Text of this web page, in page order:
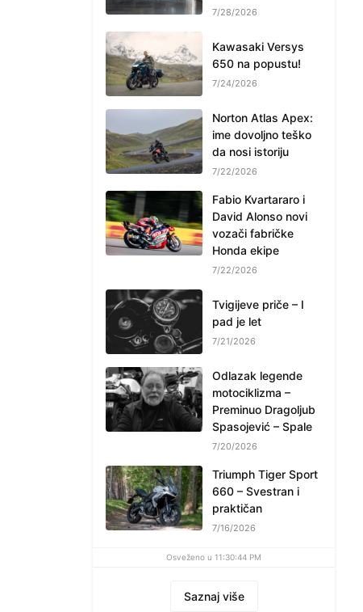
7/28/2026
Kawasaki Versys
650 na popustu!
7/24/2026
Norton Atlas Apex:
ime dovoljno teško
da nosi istoriju
7/22/2026
Fabio Kvartararo i
David Alonso novi
vozači fabričke
Honda ekipe
7/22/2026
Tvigijeve priče – I
pad je let
7/21/2026
Odlazak legende
motociklizma –
Preminuo Dragoljub
Spasojević – Spale
7/20/2026
Triumph Tiger Sport
660 – Svestran i
praktičan
7/16/2026
Osveženo u 11:30:44 PM
Saznaj više